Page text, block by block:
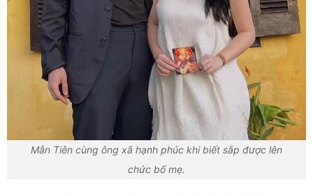
Mẫn Tiên cùng ông xã hạnh phúc khi biết sắp được lên
chức bố mẹ.